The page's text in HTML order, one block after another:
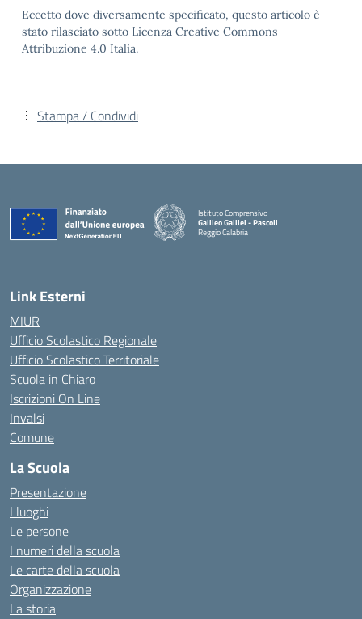
Eccetto dove diversamente specificato, questo articolo è
stato rilasciato sotto Licenza Creative Commons
Attribuzione 4.0 Italia.
Stampa / Condividi
Istituto Comprensivo
Galileo Galilei - Pascoli
Reggio Calabria
Link Esterni
MIUR
Ufficio Scolastico Regionale
Ufficio Scolastico Territoriale
Scuola in Chiaro
Iscrizioni On Line
Invalsi
Comune
La Scuola
Presentazione
I luoghi
Le persone
I numeri della scuola
Le carte della scuola
Organizzazione
La storia